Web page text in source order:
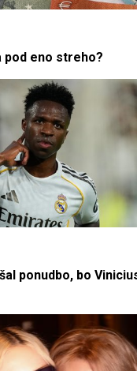
pod eno streho?
ponudbo, bo